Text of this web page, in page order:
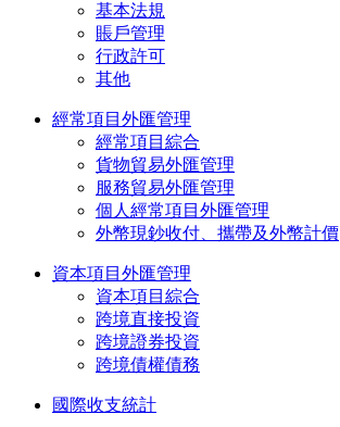
基本法規
賬戶管理
行政許可
其他
經常項目外匯管理
經常項目綜合
貨物貿易外匯管理
服務貿易外匯管理
個人經常項目外匯管理
外幣現鈔收付、攜帶及外幣計價
資本項目外匯管理
資本項目綜合
跨境直接投資
跨境證券投資
跨境債權債務
國際收支統計